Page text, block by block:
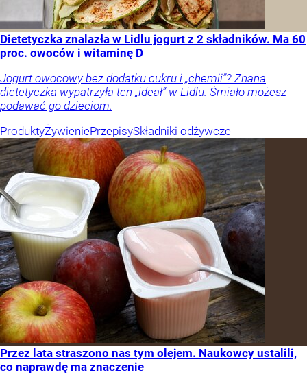
Dietetyczka znalazła w Lidlu jogurt z 2 składników. Ma 60
proc. owoców i witaminę D
Jogurt owocowy bez dodatku cukru i „chemii”? Znana
dietetyczka wypatrzyła ten „ideał” w Lidlu. Śmiało możesz
podawać go dzieciom.
ProduktyŻywieniePrzepisySkładniki odżywcze
Przez lata straszono nas tym olejem. Naukowcy ustalili,
co naprawdę ma znaczenie